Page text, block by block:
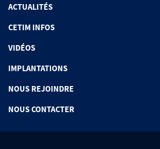
ACTUALITÉS
CETIM INFOS
VIDÉOS
IMPLANTATIONS
NOUS REJOINDRE
NOUS CONTACTER